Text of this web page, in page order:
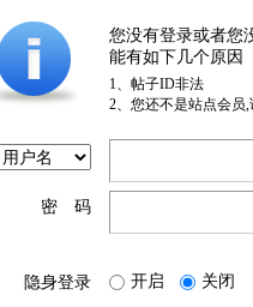
您没有登录或者您
能有如下几个原因
1、帖子ID非法
2、您还不是站点会员
密 码
隐身登录 开启 关闭